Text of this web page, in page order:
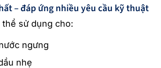
– đáp ứng nhiều yêu cầu kỹ thuật
sử dụng cho:
ngưng
nhẹ